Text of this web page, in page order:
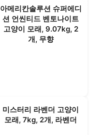
아메리칸솔루션 슈퍼에디
션 언씬티드 벤토나이트
고양이 모래, 9.07kg, 2
개, 무향
미스터리 라벤더 고양이
모래, 7kg, 2개, 라벤더